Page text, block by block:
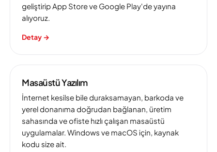
geliştirip App Store ve Google Play'de yayına
alıyoruz.
Detay →
Masaüstü Yazılım
İnternet kesilse bile duraksamayan, barkoda ve
yerel donanıma doğrudan bağlanan, üretim
sahasında ve ofiste hızlı çalışan masaüstü
uygulamalar. Windows ve macOS için, kaynak
kodu size ait.